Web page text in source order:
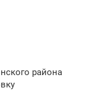
района